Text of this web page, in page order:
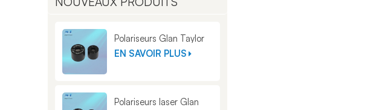
Polariseurs Glan Taylor
EN SAVOIR PLUS
Polariseurs laser Glan